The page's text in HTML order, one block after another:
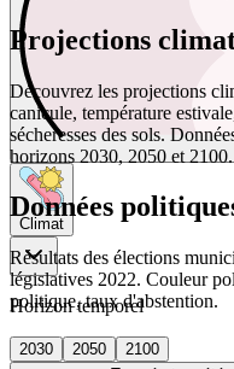
Climat
Horizon temporel
2030 2050
2100
Projections
Découvrez les projections
canicule, température
sécheresses des sols.
horizons 2030, 2050 et 2100.
Données
Résultats des élections
législatives 2022. Couleur
politique, taux d'abstention.